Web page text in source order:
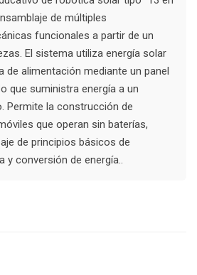
de múltiples
funcionales a partir de un
El sistema utiliza energía solar
de alimentación mediante un panel
que suministra energía a un
Permite la construcción de
que operan sin baterías,
de principios básicos de
conversión de energía..